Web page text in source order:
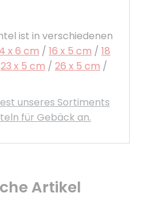
ist in verschiedenen
x 6 cm / 16 x 5 cm / 18
23 x 5 cm / 26 x 5 cm /
unseres Sortiments
für Gebäck an.
Artikel